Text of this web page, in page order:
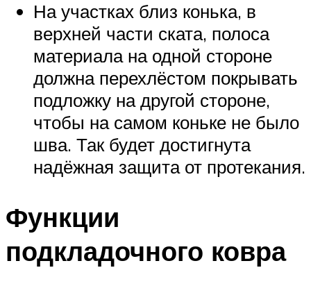
На участках близ конька, в
верхней части ската, полоса
материала на одной стороне
должна перехлёстом покрывать
подложку на другой стороне,
чтобы на самом коньке не было
шва. Так будет достигнута
надёжная защита от протекания.
Функции
подкладочного ковра